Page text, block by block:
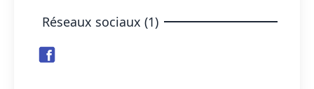
Réseaux sociaux (1)